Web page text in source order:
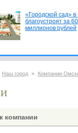
«Городской сад»
благоустроят за 60
миллионов рублей
Наш город > Компании
компании